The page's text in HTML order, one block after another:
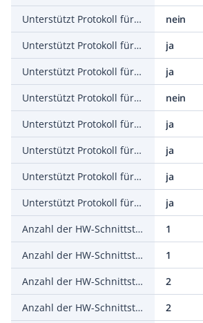
Unterstützt Protokoll für KNX
nein
Unterstützt Protokoll für Modbus
ja
Unterstützt Protokoll für DeviceNet
ja
Unterstützt Protokoll für LON
nein
Unterstützt Protokoll für PROFINET IO
ja
Unterstützt Protokoll für EtherNet/IP
ja
Unterstützt Protokoll für DeviceNet Safety
ja
Unterstützt Protokoll für sonstige Bussysteme
ja
Anzahl der HW-Schnittstellen seriell RS-485
1
Anzahl der HW-Schnittstellen USB
1
Anzahl der HW-Schnittstellen parallel
2
Anzahl der HW-Schnittstellen sonstige
2